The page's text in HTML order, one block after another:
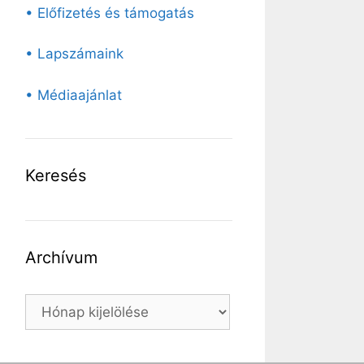
• Előfizetés és támogatás
• Lapszámaink
• Médiaajánlat
Keresés
Archívum
Archívum